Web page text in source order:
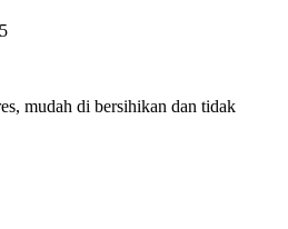
mudah di bersihikan dan tidak